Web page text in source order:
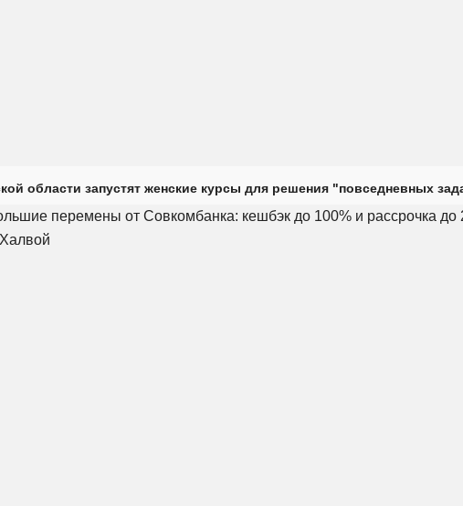
области запустят женские курсы для решения "повседневных